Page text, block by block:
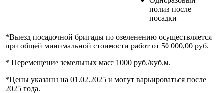
полив после
посадки
*Выезд посадочной бригады по озеленению осуществляется
при общей минимальной стоимости работ от 50 000,00 руб.
* Перемещение земельных масс 1000 руб./куб.м.
*Цены указаны на 01.02.2025 и могут варьироваться после
2025 года.